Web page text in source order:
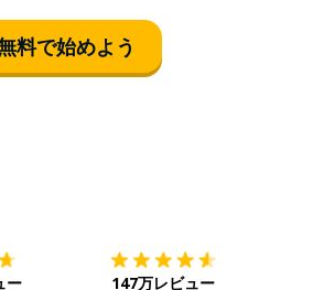
料で始めよう
ー 147万レビュー